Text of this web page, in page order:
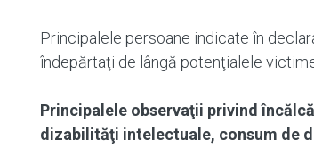
Principalele persoane indicate în
îndepărtaţi de lângă potenţialele
Principalele observaţii privind
dizabilităţi intelectuale, consum de